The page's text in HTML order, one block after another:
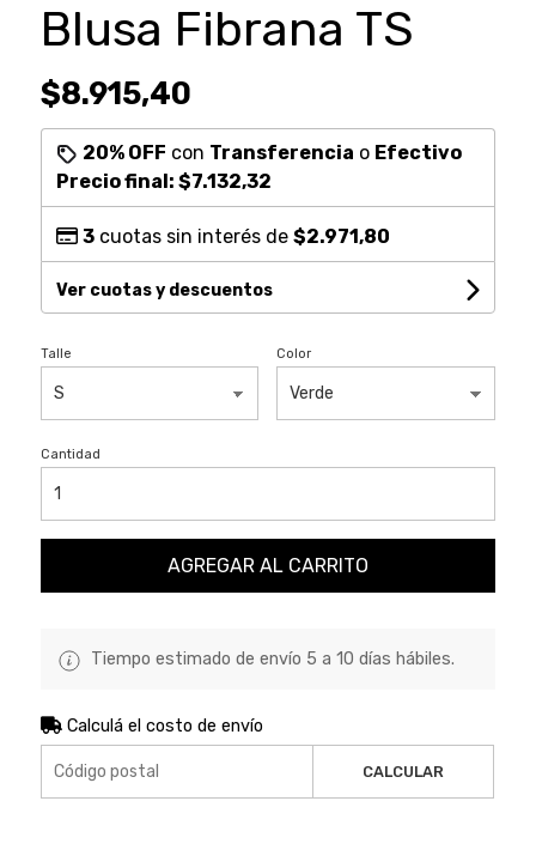
Blusa Fibrana TS
$8.915,40
20% OFF con Transferencia o Efectivo
Precio final: $7.132,32
3cuotas sin interés de $2.971,80
Ver cuotas y descuentos
Talle Color
Cantidad
AGREGAR AL CARRITO
Tiempo estimado de envío 5 a 10 días hábiles.
Calculá el costo de envío
CALCULAR